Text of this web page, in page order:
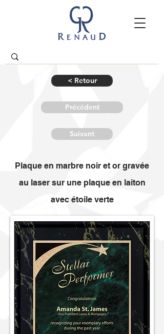
< Retour
Précédent
Suivant
Plaque en marbre noir et or gravée
au laser sur une plaque en laiton
avec étoile verte